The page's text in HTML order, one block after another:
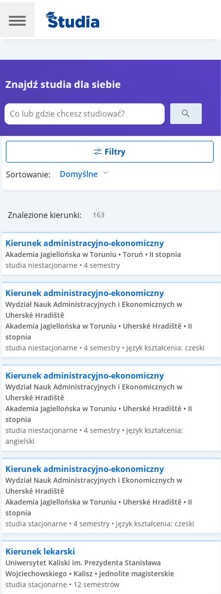
Znajdź studia dla siebie
Filtry
Sortowanie:
Znalezione kierunki: 163
Kierunek administracyjno-ekonomiczny
Akademia Jagiellońska w Toruniu • Toruń • II stopnia
studia niestacjonarne • 4 semestry
Kierunek administracyjno-ekonomiczny
Wydział Nauk Administracyjnych i Ekonomicznych w
Uherské Hradiště
Akademia Jagiellońska w Toruniu • Uherské Hradiště • II
stopnia
studia niestacjonarne • 4 semestry • język kształcenia: czeski
Kierunek administracyjno-ekonomiczny
Wydział Nauk Administracyjnych i Ekonomicznych w
Uherské Hradiště
Akademia Jagiellońska w Toruniu • Uherské Hradiště • II
stopnia
studia niestacjonarne • 4 semestry • język kształcenia:
angielski
Kierunek administracyjno-ekonomiczny
Wydział Nauk Administracyjnych i Ekonomicznych w
Uherské Hradiště
Akademia Jagiellońska w Toruniu • Uherské Hradiště • II
stopnia
studia stacjonarne • 4 semestry • język kształcenia: czeski
Kierunek lekarski
Uniwersytet Kaliski im. Prezydenta Stanisława
Wojciechowskiego • Kalisz • jednolite magisterskie
studia stacjonarne • 12 semestrów